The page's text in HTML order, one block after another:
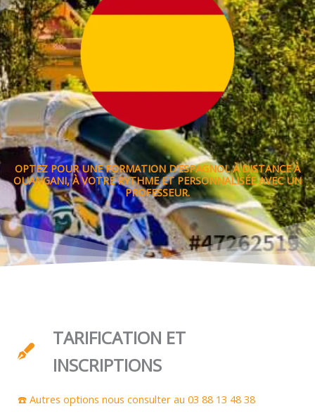
OPTEZ POUR UNE FORMATION D’ESPAGNOL À DISTANCE À
OUANGANI, À VOTRE RYTHME ET PERSONNALISÉE AVEC UN
PROFESSEUR.
TARIFICATION ET
INSCRIPTIONS
☎️ Autres options nous consulter au 03 88 13 48 38